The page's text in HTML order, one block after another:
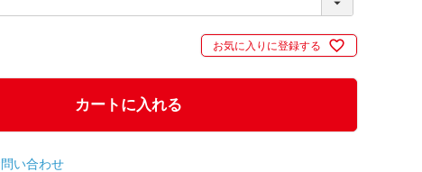
お気に入りに登録する
カートに入れる
い合わせ